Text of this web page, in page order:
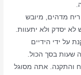
ריח מדהים, מיובש
יסדק ולא יתעוות.
על ידי הידיים
שעות בסך הכול.
והתקנה. אתה מסוגל